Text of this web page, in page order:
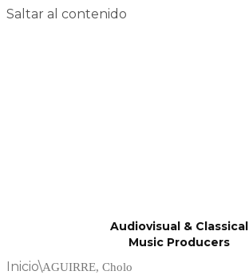
Saltar al contenido
Audiovisual & Classical
Music Producers
Inicio\AGUIRRE, Cholo